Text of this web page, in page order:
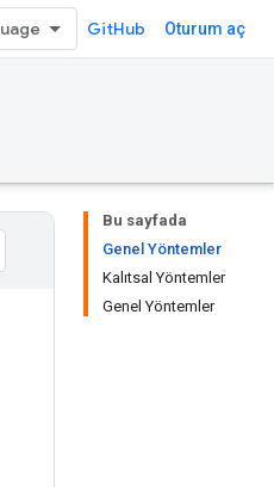
GitHub Oturum aç
Bu sayfada
Genel Yöntemler
Kalıtsal Yöntemler
Genel Yöntemler